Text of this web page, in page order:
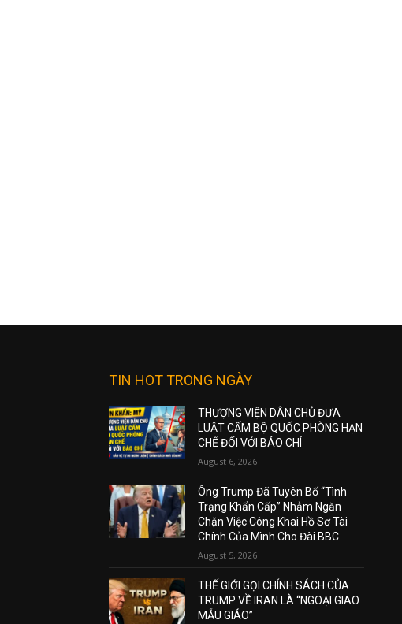
TIN HOT TRONG NGÀY
THƯỢNG VIỆN DÂN CHỦ ĐƯA
LUẬT CẤM BỘ QUỐC PHÒNG HẠN
CHẾ ĐỐI VỚI BÁO CHÍ
August 6, 2026
Ông Trump Đã Tuyên Bố “Tình
Trạng Khẩn Cấp” Nhằm Ngăn
Chặn Việc Công Khai Hồ Sơ Tài
Chính Của Mình Cho Đài BBC
August 5, 2026
THẾ GIỚI GỌI CHÍNH SÁCH CỦA
TRUMP VỀ IRAN LÀ “NGOẠI GIAO
MẪU GIÁO”